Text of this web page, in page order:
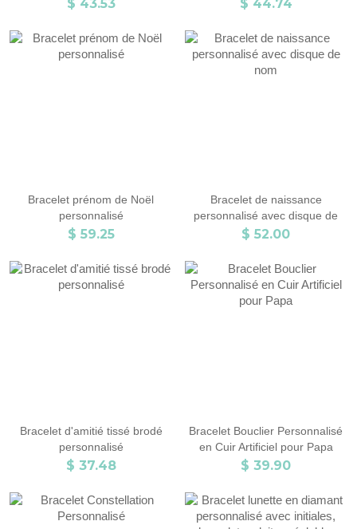
$ 43.53 $ 44.74
Bracelet prénom de Noël
personnalisé
$ 59.25
Bracelet de naissance
personnalisé avec disque de
nom
$ 52.00
Bracelet d'amitié tissé brodé
personnalisé
$ 37.48
Bracelet Bouclier Personnalisé
en Cuir Artificiel pour Papa
$ 39.90